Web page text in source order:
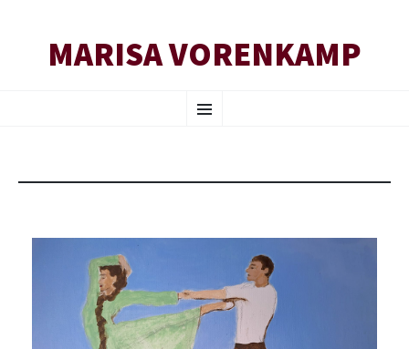
MARISA VORENKAMP
Menu
NAAR